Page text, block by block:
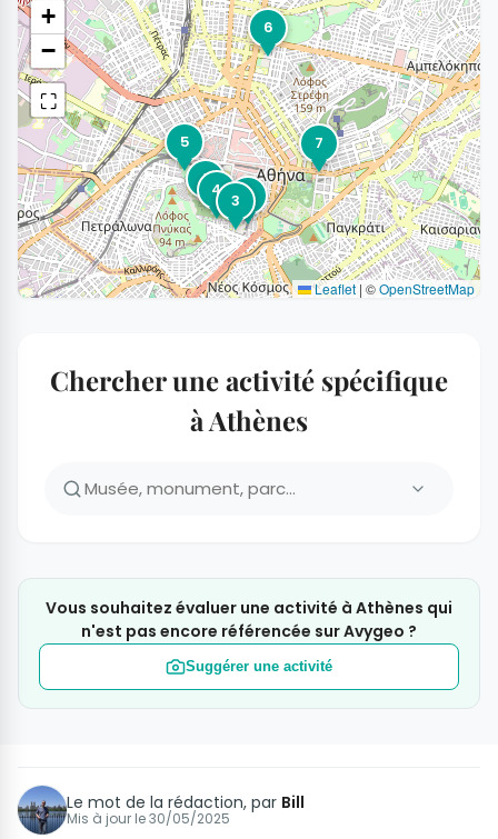
1
2
3
4
5
6
7
+
−
⛶
Leaflet | ©OpenStreetMap
Chercher une activité spécifique
à Athènes
Vous souhaitez évaluer une activité à Athènes qui
n'est pas encore référencée sur Avygeo ?
Suggérer une activité
Le mot de la rédaction, par Bill
Mis à jour le30/05/2025